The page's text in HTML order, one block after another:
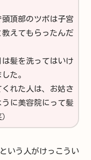
頂部のツボは子宮
えてもらったんだ
髪を洗ってはいけ
た。
くれた人は、お姑さ
に美容院にって髪
いう人がけっこうい